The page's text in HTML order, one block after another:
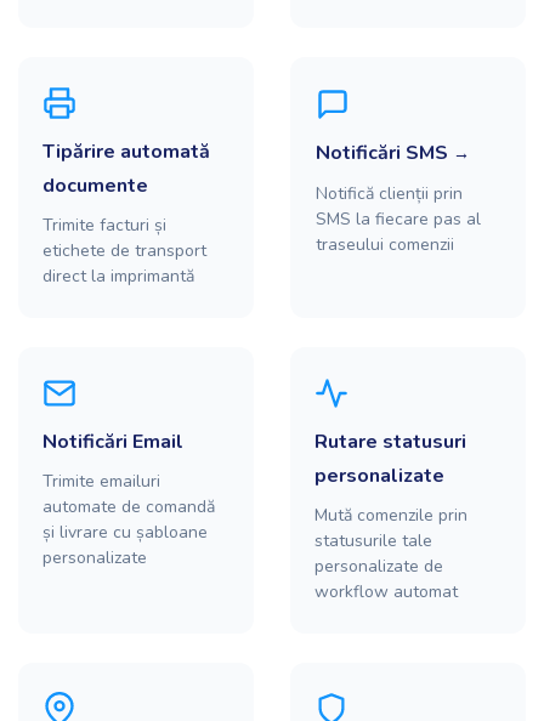
Tipărire automată
documente
Trimite facturi și
etichete de transport
direct la imprimantă
Notificări SMS
Notifică clienții prin
SMS la fiecare pas al
traseului comenzii
Notificări Email
Trimite emailuri
automate de comandă
și livrare cu șabloane
personalizate
Rutare statusuri
personalizate
Mută comenzile prin
statusurile tale
personalizate de
workflow automat